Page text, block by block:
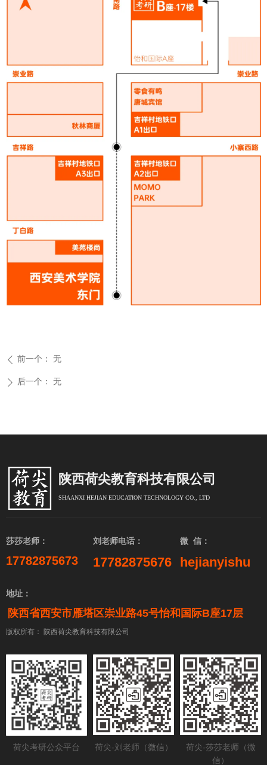
ꄴ 前一个： 无
ꄲ 后一个： 无
地址：
陕西省西安市雁塔区崇业路45号怡和国际B座17层
莎莎老师：
17782875673
刘老师电话：
17782875676
微 信：
hejianyishu
版权所有： 陕西荷尖教育科技有限公司
荷尖考研公众平台 荷尖-刘老师（微信）
荷尖-莎莎老师（微
信）
陕西荷尖教育科技有限公司
SHAANXI HEJIAN EDUCATION TECHNOLOGY CO., LTD